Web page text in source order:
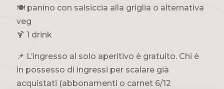
🍽 panino con salsiccia alla griglia o alternativa
veg
🍹 1 drink
📌 L’ingresso al solo aperitivo è gratuito. Chi è
in possesso di ingressi per scalare già
acquistati (abbonamenti o carnet 6/12